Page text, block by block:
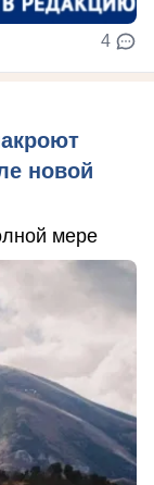
4
новой
мере